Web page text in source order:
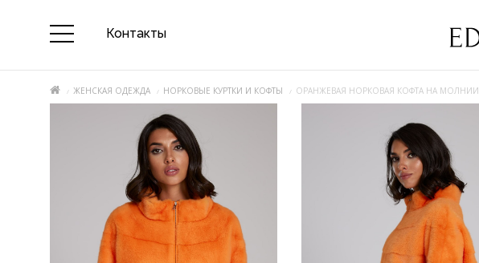
Контакты
ЖЕНСКАЯ ОДЕЖДА НОРКОВЫЕ КУРТКИ И КОФТЫ ОРАНЖЕВАЯ НОРКОВАЯ КОФТА НА МОЛНИИ